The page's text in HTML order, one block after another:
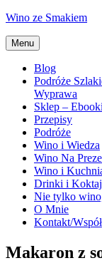
Przejdź
treści
Wino ze Smakiem
Menu
Blog
Podróże
Wyprawa
Sklep –
Przepisy
Podróże
Wino i Wiedza
Wino Na
Wino i
Drinki i
Nie tylko
O Mnie
Kontakt/
Makaron z